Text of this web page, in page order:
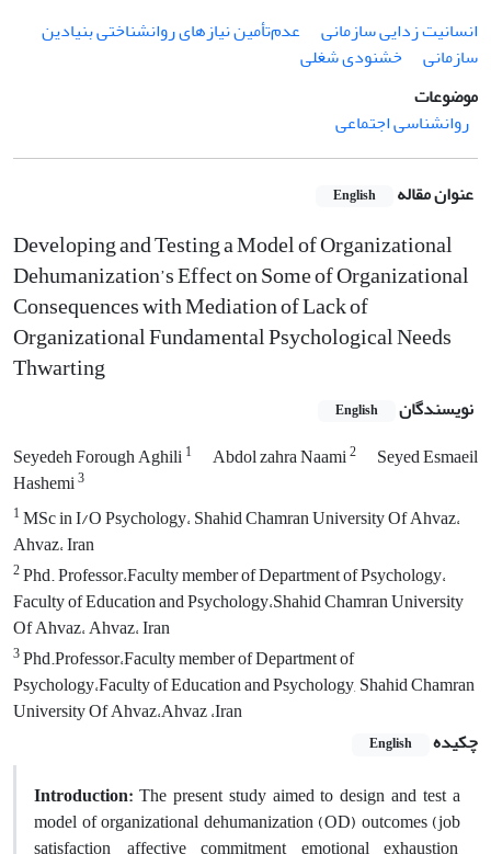
انسانیت زدایی سازمانی
عدم‌تأمین نیاز‌های روانشناختی بنیادین
سازمانی
خشنودی شغلی
موضوعات
روانشناسی اجتماعی
عنوان مقاله English
Developing and Testing a Model of Organizational
Dehumanization’s Effect on Some of Organizational
Consequences with Mediation of Lack of
Organizational Fundamental Psychological Needs
Thwarting
نویسندگان English
Seyedeh Forough Aghili1 Abdol zahra Naami2
Seyed Esmaeil
Hashemi3
1MSc in I/O Psychology، Shahid Chamran University Of Ahvaz،
Ahvaz، Iran
2Phd. Professor،Faculty member of Department of Psychology،
Faculty of Education and Psychology،Shahid Chamran University
Of Ahvaz، Ahvaz، Iran
3Phd.Professor،Faculty member of Department of
Psychology،Faculty of Education and Psychology, Shahid Chamran
University Of Ahvaz،Ahvaz ،Iran
چکیده
English
Introduction: The present study aimed to design and test a
model of organizational dehumanization (OD) outcomes (job